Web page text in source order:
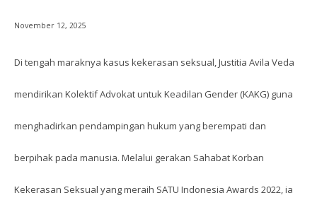
November 12, 2025
Di tengah maraknya kasus kekerasan seksual, Justitia Avila Veda
mendirikan Kolektif Advokat untuk Keadilan Gender (KAKG) guna
menghadirkan pendampingan hukum yang berempati dan
berpihak pada manusia. Melalui gerakan Sahabat Korban
Kekerasan Seksual yang meraih SATU Indonesia Awards 2022, ia